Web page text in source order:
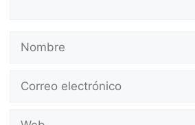
Nombre
Correo
Web